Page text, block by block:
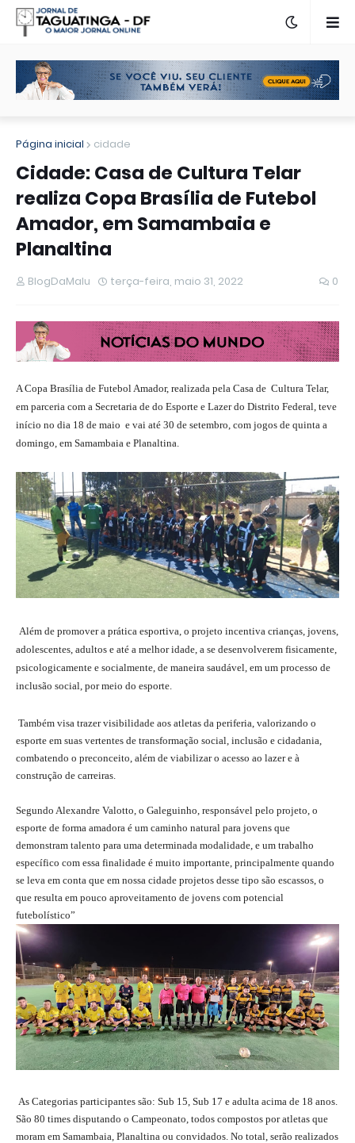
Página inicial cidade
Cidade: Casa de Cultura Telar
realiza Copa Brasília de Futebol
Amador, em Samambaia e
Planaltina
BlogDaMalu terça-feira, maio 31, 2022 0
A Copa Brasília de Futebol Amador, realizada pela Casa de Cultura Telar,
em parceria com a Secretaria de do Esporte e Lazer do Distrito Federal, teve
início no dia 18 de maio e vai até 30 de setembro, com jogos de quinta a
domingo, em Samambaia e Planaltina.
Além de promover a prática esportiva, o projeto incentiva crianças, jovens,
adolescentes, adultos e até a melhor idade, a se desenvolverem fisicamente,
psicologicamente e socialmente, de maneira saudável, em um processo de
inclusão social, por meio do esporte.
Também visa trazer visibilidade aos atletas da periferia, valorizando o
esporte em suas vertentes de transformação social, inclusão e cidadania,
combatendo o preconceito, além de viabilizar o acesso ao lazer e à
construção de carreiras.
Segundo Alexandre Valotto, o Galeguinho, responsável pelo projeto, o
esporte de forma amadora é um caminho natural para jovens que
demonstram talento para uma determinada modalidade, e um trabalho
específico com essa finalidade é muito importante, principalmente quando
se leva em conta que em nossa cidade projetos desse tipo são escassos, o
que resulta em pouco aproveitamento de jovens com potencial
futebolístico”
As Categorias participantes são: Sub 15, Sub 17 e adulta acima de 18 anos.
São 80 times disputando o Campeonato, todos compostos por atletas que
moram em Samambaia, Planaltina ou convidados. No total, serão realizados